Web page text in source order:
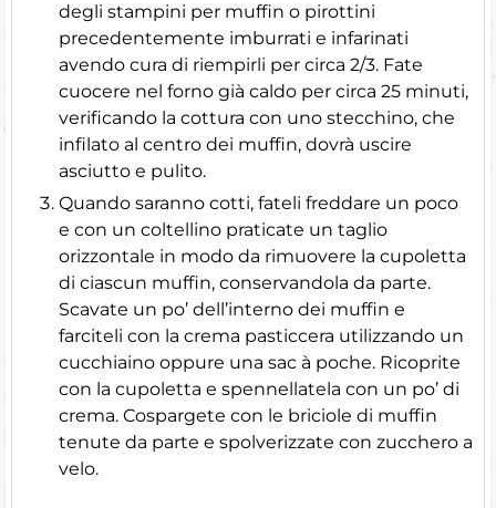
degli stampini per muffin o pirottini
precedentemente imburrati e infarinati
avendo cura di riempirli per circa 2/3. Fate
cuocere nel forno già caldo per circa 25 minuti,
verificando la cottura con uno stecchino, che
infilato al centro dei muffin, dovrà uscire
asciutto e pulito.
Quando saranno cotti, fateli freddare un poco
e con un coltellino praticate un taglio
orizzontale in modo da rimuovere la cupoletta
di ciascun muffin, conservandola da parte.
Scavate un po’ dell’interno dei muffin e
farciteli con la crema pasticcera utilizzando un
cucchiaino oppure una sac à poche. Ricoprite
con la cupoletta e spennellatela con un po’ di
crema. Cospargete con le briciole di muffin
tenute da parte e spolverizzate con zucchero a
velo.